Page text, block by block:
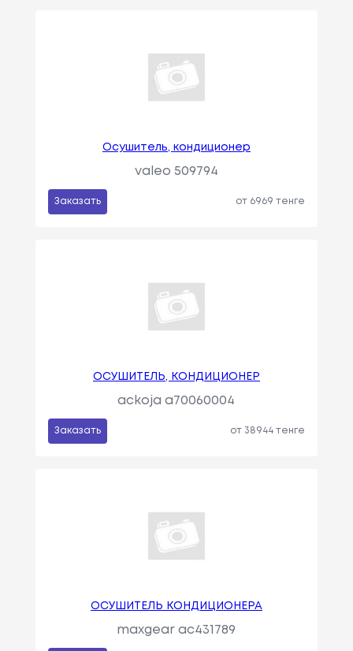
Осушитель, кондиционер
valeo 509794
Заказать от 6969 тенге
ОСУШИТЕЛЬ, КОНДИЦИОНЕР
ackoja a70060004
Заказать от 38944 тенге
ОСУШИТЕЛЬ КОНДИЦИОНЕРА
maxgear ac431789